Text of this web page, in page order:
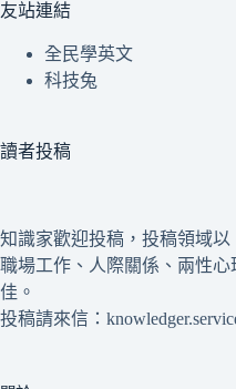
友站連結
全民學英文
科技兔
讀者投稿
知識家歡迎投稿，投稿領域以
職場工作、人際關係、兩性
佳。
投稿請來信：